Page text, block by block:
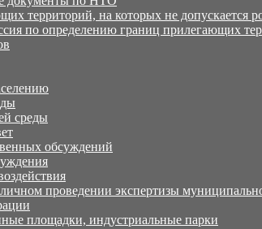
территорий, на которых не допускается
по определению границ прилегающих
среды
обсуждений
проведении экспертизы
площадки, индустриальные парки